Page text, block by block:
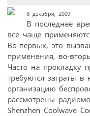
8 декабря, 2009
В последнее
все чаще
Во-первых, это
применения, во-
Часто на прокладку
требуются затраты
организацию
рассмотрены
Shenzhen Coolwave